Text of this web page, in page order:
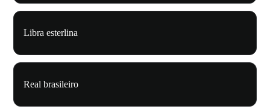
Libra esterlina
Real brasileiro